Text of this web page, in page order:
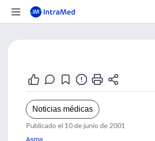
Noticias médicas
Publicado el 10 de junio de 2001